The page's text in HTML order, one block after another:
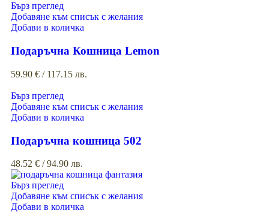
Бърз преглед
Добавяне към списък с желания
Добави в количка
Подаръчна Кошница Lemon
59.90 € / 117.15 лв.
Бърз преглед
Добавяне към списък с желания
Добави в количка
Подаръчна кошница 502
48.52 € / 94.90 лв.
Бърз преглед
Добавяне към списък с желания
Добави в количка